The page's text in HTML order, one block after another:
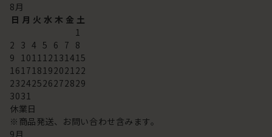
8月
日 月 火 水 木 金 土
1
2 3 4 5 6 7 8
9 101112131415
16171819202122
23242526272829
3031
休業日
※商品発送、お問い合わせ含みます。
9月